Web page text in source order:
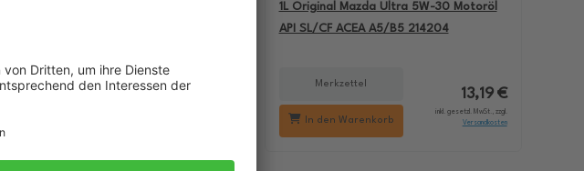
Merkzettel
18,29 €
1L Original Mazda Ultra 5W-30 Motoröl
API SL/CF ACEA A5/B5 214204
Merkzettel
In den Warenkorb
13,19 €
inkl. gesetzl. MwSt., zzgl.
Versandkosten